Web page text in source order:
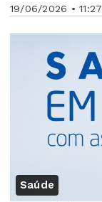
19/06/2026 • 11:27
Saúde